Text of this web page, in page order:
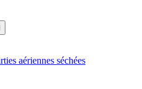
aériennes séchées